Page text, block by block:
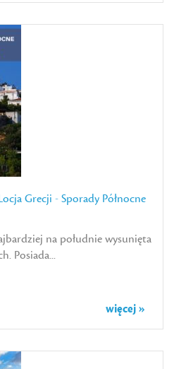
Grecji - Sporady Północne
na południe wysunięta
Posiada...
więcej »